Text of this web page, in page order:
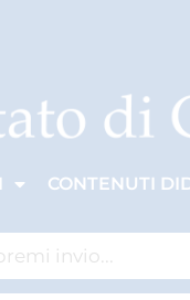
CONTENUTI